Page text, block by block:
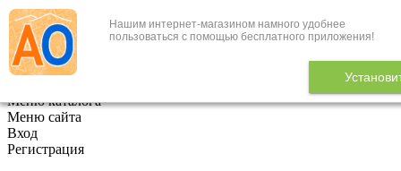
Нашим интернет-магазином намного удобнее
пользоваться с помощью бесплатного приложения!
+7 (495) 646-888-1
В корзине 0
Меню каталога
Меню сайта
Вход
Регистрация